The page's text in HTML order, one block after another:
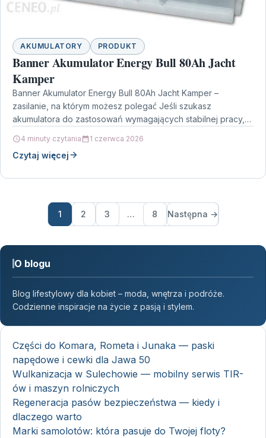
AKUMULATORY PRODUKT
Banner Akumulator Energy Bull 80Ah Jacht
Kamper
Banner Akumulator Energy Bull 80Ah Jacht Kamper –
zasilanie, na którym możesz polegać Jeśli szukasz
akumulatora do zastosowań wymagających stabilnej pracy,
4 minuty czytania 1 czerwca 2026
Czytaj więcej
1 2 3 … 8 Następna →
O blogu
Blog lifestylowy dla kobiet – moda, wnętrza i podróże.
Codzienne inspiracje na życie z pasją i stylem.
Części do Komara, Rometa i Junaka — paski
napędowe i cewki dla Jawa 50
Wulkanizacja w Sulechowie — mobilny serwis TIR-
ów i maszyn rolniczych
Regeneracja pasów bezpieczeństwa — kiedy i
dlaczego warto
Marki samolotów: która pasuje do Twojej floty?